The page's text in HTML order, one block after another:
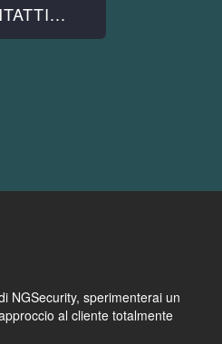
NGSecurity, sperimenterai un
al cliente totalmente